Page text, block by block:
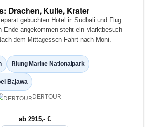
Drachen, Kulte, Krater
gebuchten Hotel in Südbali und Flug
Ende angekommen steht ein Marktbesuch
dem Mittagessen Fahrt nach Moni.
Riung Marine Nationalpark
Bajawa
DERTOUR
ab 2915,- €